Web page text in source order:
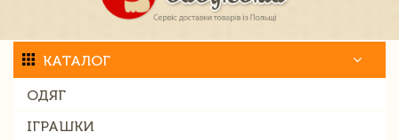
КАТАЛОГ
ОДЯГ
ІГРАШКИ